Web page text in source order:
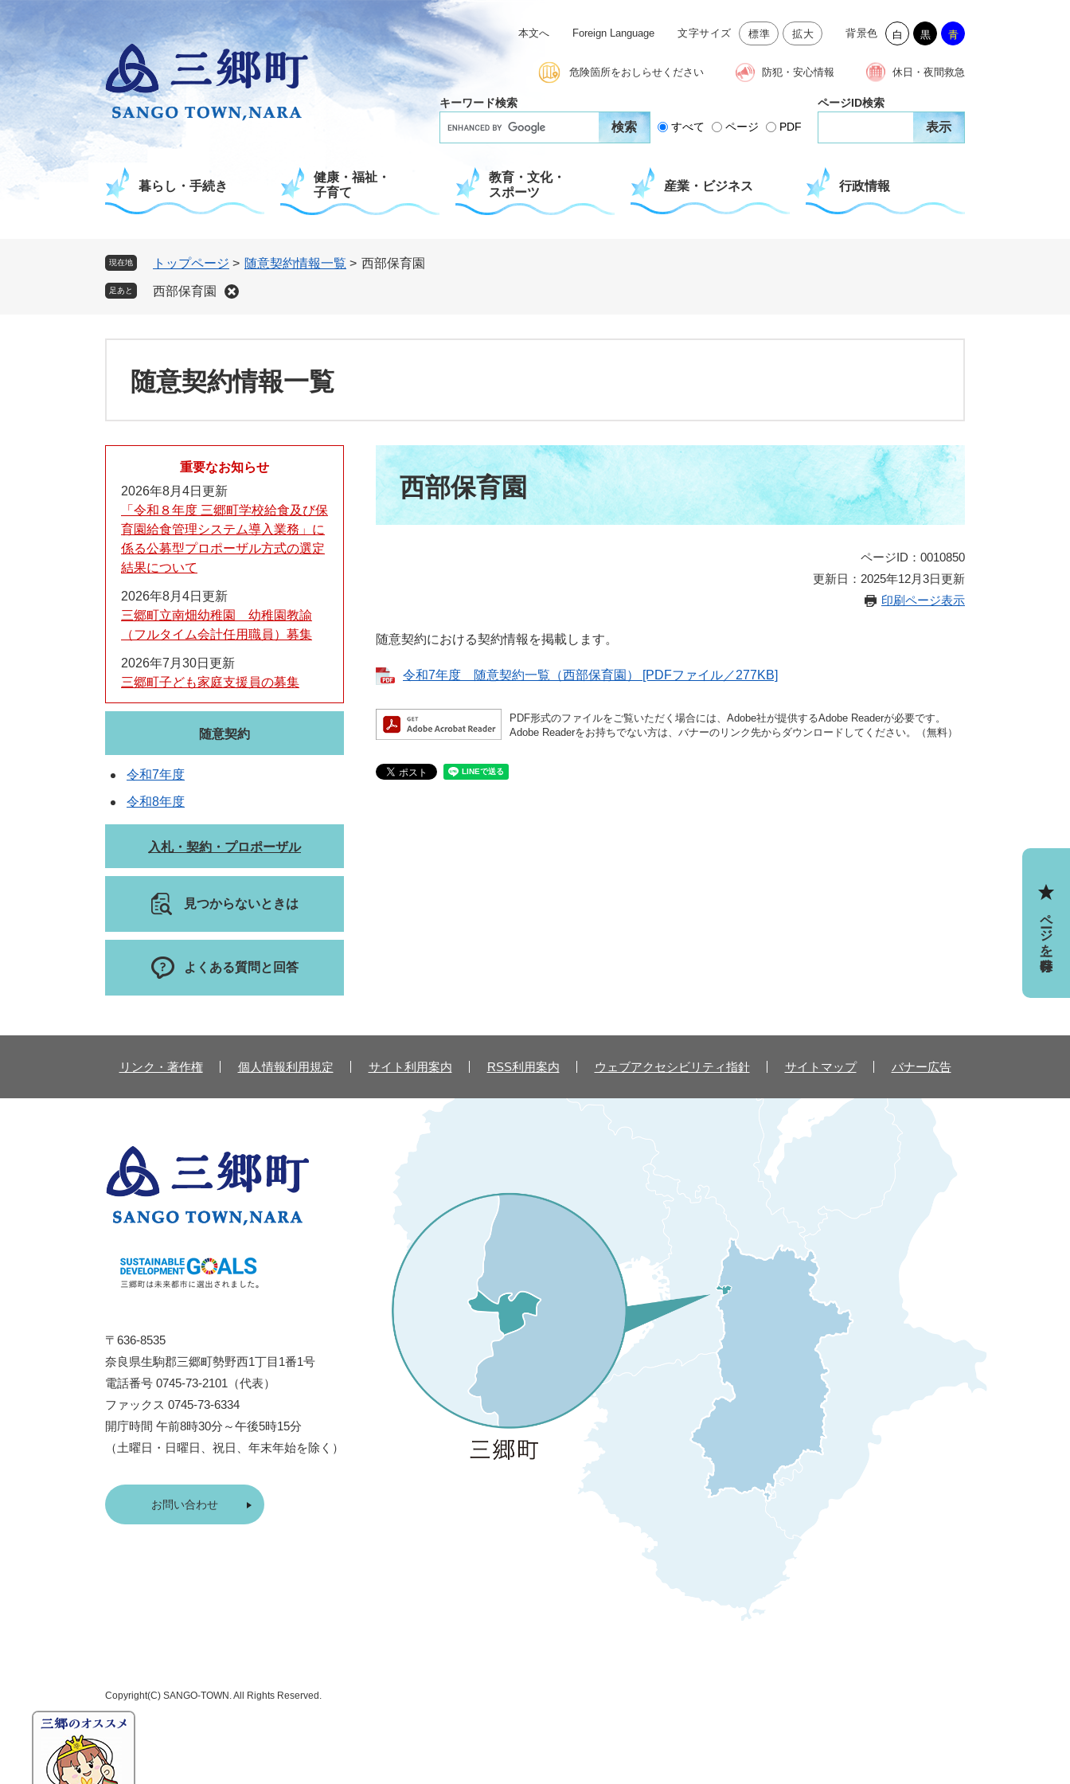
ー
の
先
で
ニ
ー
を
ば
本文へ Foreign Language 文字サイズ 標準 拡大 背景色 白 黒 青
危険箇所をおしらせください 防犯・安心情報 休日・夜間救急
キーワード検索
すべて ページ PDF
ページID検索
暮らし・手続き
健康・福祉・
子育て
教育・文化・
スポーツ
産業・ビジネス 行政情報
現在地 トップページ > 随意契約情報一覧 > 西部保育園
足あと 西部保育園
随意契約情報一覧
文
西部保育園
ページID：0010850
更新日：2025年12月3日更新
印刷ページ表示
随意契約における契約情報を掲載します。
令和7年度 随意契約一覧（西部保育園） [PDFファイル／277KB]
PDF形式のファイルをご覧いただく場合には、Adobe社が提供するAdobe Readerが必要です。
Adobe Readerをお持ちでない方は、バナーのリンク先からダウンロードしてください。（無料）
重要なお知らせ
2026年8月4日更新
「令和８年度 三郷町学校給食及び保
育園給食管理システム導入業務」に
係る公募型プロポーザル方式の選定
結果について
2026年8月4日更新
三郷町立南畑幼稚園 幼稚園教諭
（フルタイム会計任用職員）募集
2026年7月30日更新
三郷町子ども家庭支援員の募集
随意契約
令和7年度
令和8年度
入札・契約・プロポーザル
見つからないときは
よくある質問と回答
リンク・著作権 個人情報利用規定 サイト利用案内 RSS利用案内 ウェブアクセシビリティ指針 サイトマップ バナー広告
〒636-8535
奈良県生駒郡三郷町勢野西1丁目1番1号
電話番号 0745-73-2101（代表）
ファックス 0745-73-6334
開庁時間 午前8時30分～午後5時15分
（土曜日・日曜日、祝日、年末年始を除く）
お問い合わせ
Copyright(C) SANGO-TOWN. All Rights Reserved.
ページを一時保存